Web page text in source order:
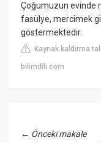
Çoğumuzun evinde
fasülye, mercimek
göstermektedir.
Kaynak kaldırma
bilimdili.com
← Önceki makale